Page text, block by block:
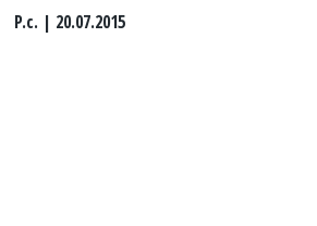
P.c. | 20.07.2015